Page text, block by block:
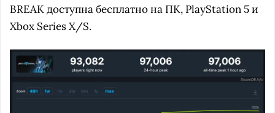
BREAK доступна бесплатно на ПК, PlayStation 5 и
Xbox Series X/S.